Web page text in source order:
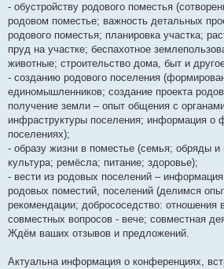
- обустройству родового поместья
родовом поместье; важность детальных
родового поместья; планировка участка;
пруд на участке; беспахотное
животные; строительство дома, быт и
- созданию родового поселения
единомышленников; создание проекта
получение земли – опыт общения с
инфраструктуры поселения; информация
поселениях);
- образу жизни в поместье (семья; обряды и
культура; ремёсла; питание; здоровье);
- вести из родовых поселений –
родовых поместий, поселений (делимся
рекомендации; добрососедство: отношения
совместных вопросов - вече; совместная
Ждём ваших отзывов и предложений.
Актуальна информация о конференциях,